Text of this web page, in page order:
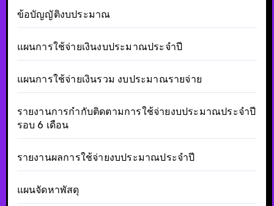
ข้อบัญญัติงบประมาณ
แผนการใช้จ่ายเงินงบประมาณประจำปี
แผนการใช้จ่ายเงินรวม งบประมาณรายจ่าย
รายงานการกำกับติดตามการใช้จ่ายงบประมาณประจำปี
รอบ 6 เดือน
รายงานผลการใช้จ่ายงบประมาณประจำปี
แผนจัดหาพัสดุ